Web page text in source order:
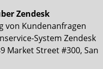
Zendesk
von Kundenanfragen
System Zendesk
Market Street #300, San